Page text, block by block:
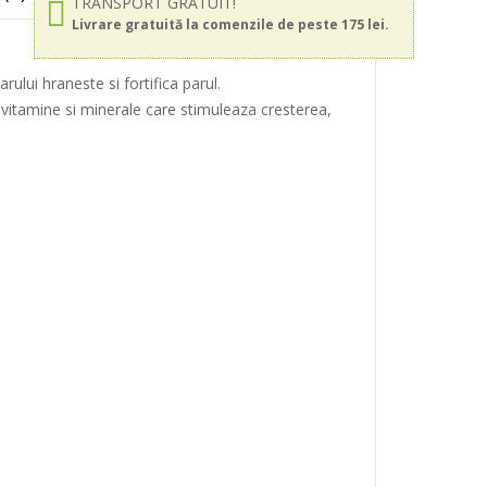
Livrare gratuită la comenzile de peste 175 lei.
hraneste si fortifica parul.
si minerale care stimuleaza cresterea,